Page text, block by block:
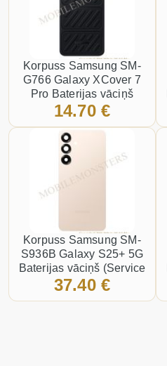
Korpuss Samsung SM-
G766 Galaxy XCover 7
Pro Baterijas vāciņš
(Service pack) Melns
14.70 €
Korpuss Samsung SM-
S936B Galaxy S25+ 5G
Baterijas vāciņš (Service
pack) Zelts
37.40 €